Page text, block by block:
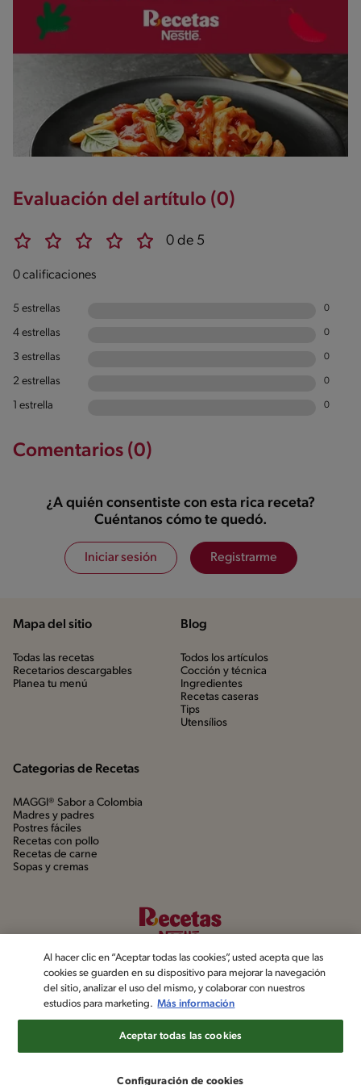
Evaluación del artítulo (0)
0 de 5
0 calificaciones
5 estrellas 0
4 estrellas 0
3 estrellas 0
2 estrellas 0
1 estrella 0
Comentarios (0)
¿A quién consentiste con esta rica receta?
Cuéntanos cómo te quedó.
Iniciar sesión Registrarme
Mapa del sitio
Todas las recetas
Recetarios descargables
Planea tu menú
Blog
Todos los artículos
Cocción y técnica
Ingredientes
Recetas caseras
Tips
Utensílios
Categorias de Recetas
MAGGI® Sabor a Colombia
Madres y padres
Postres fáciles
Recetas con pollo
Recetas de carne
Sopas y cremas
©2022, Nestlé. Marcas registradas por Société dels Produits Nestlé,
Al hacer clic en “Aceptar todas las cookies”, usted acepta que las
cookies se guarden en su dispositivo para mejorar la navegación
del sitio, analizar el uso del mismo, y colaborar con nuestros
estudios para marketing. Más información
Configuración de cookies
Aceptar todas las cookies